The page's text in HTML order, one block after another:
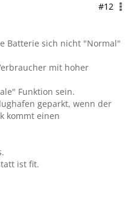
#12
Batterie sich nicht "Normal"
mit hoher
Funktion sein.
geparkt, wenn der
kommt einen
ist fit.